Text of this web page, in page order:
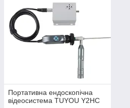
Портативна ендоскопічна
відеосистема TUYOU Y2HC